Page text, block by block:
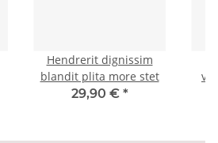
Hendrerit dignissim
blandit plita more stet
29,90 € *